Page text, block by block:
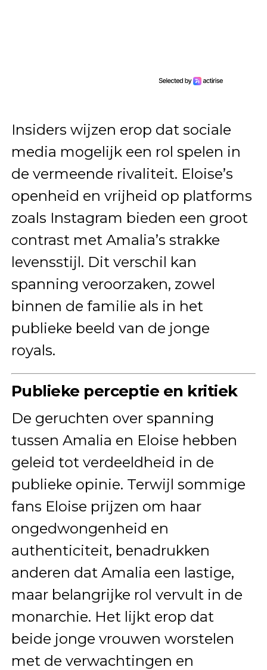
Insiders wijzen erop dat sociale
media mogelijk een rol spelen in
de vermeende rivaliteit. Eloise’s
openheid en vrijheid op platforms
zoals Instagram bieden een groot
contrast met Amalia’s strakke
levensstijl. Dit verschil kan
spanning veroorzaken, zowel
binnen de familie als in het
publieke beeld van de jonge
royals.
Publieke perceptie en kritiek
De geruchten over spanning
tussen Amalia en Eloise hebben
geleid tot verdeeldheid in de
publieke opinie. Terwijl sommige
fans Eloise prijzen om haar
ongedwongenheid en
authenticiteit, benadrukken
anderen dat Amalia een lastige,
maar belangrijke rol vervult in de
monarchie. Het lijkt erop dat
beide jonge vrouwen worstelen
met de verwachtingen en